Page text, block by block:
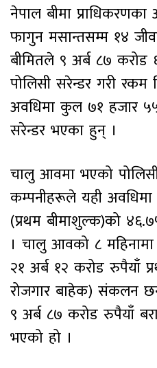
नेपाल बीमा
फागुन मसान्तसम्म १४
बीमितले ९ अर्ब ८७
पोलिसी सरेन्डर गरी
अवधिमा कुल ७१ हजार
सरेन्डर भएका हुन् ।
चालु आवमा भएको
कम्पनीहरूले यही
(प्रथम बीमाशुल्क)को
। चालु आवको ८
२१ अर्ब १२ करोड रुपैयाँ
रोजगार बाहेक) संकलन
९ अर्ब ८७ करोड रुपैयाँ
भएको हो ।